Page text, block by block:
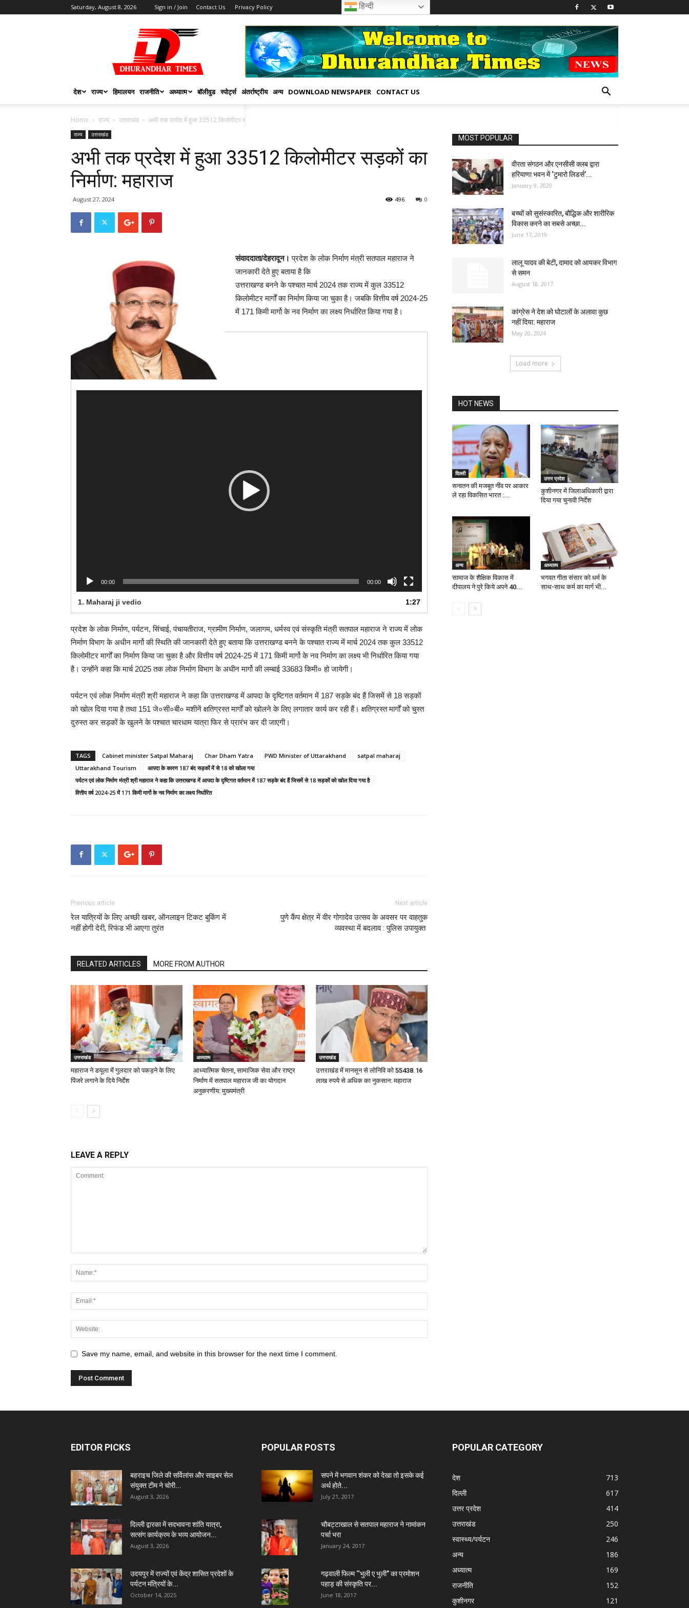
Saturday, August 8, 2026 Sign in / Join Contact Us Privacy Policy हिन्दी
DHURANDHAR
TIMES
देश राज्य हिमालयन राजनीति अध्यात्म बॉलीवुड स्पोर्ट्स अंतर्राष्ट्रीय अन्य DOWNLOAD NEWSPAPER CONTACT US
Home राज्य उत्तराखंड अभी तक प्रदेश में हुआ 33512 किलोमीटर सड़कों का निर्माण: महाराज
राज्य उत्तराखंड
अभी तक प्रदेश में हुआ 33512 किलोमीटर सड़कों का
निर्माण: महाराज
August 27, 2024 0
496
संवाददाता/देहरादून। प्रदेश के लोक निर्माण मंत्री सतपाल महाराज ने
जानकारी देते हुए बताया है कि
उत्तराखण्ड बनने के पश्चात मार्च 2024 तक राज्य में कुल 33512
किलोमीटर मार्गों का निर्माण किया जा चुका है। जबकि वित्तीय वर्ष 2024-25
में 171 किमी मार्गो के नव निर्माण का लक्ष्य निर्धारित किया गया है।
00:00 00:00
1. Maharaj ji vedio 1:27
प्रदेश के लोक निर्माण, पर्यटन, सिंचाई, पंचायतीराज, ग्रामीण निर्माण, जलागम, धर्मस्व एवं संस्कृति मंत्री सतपाल महाराज ने राज्य में लोक
निर्माण विभाग के अधीन मार्गो की स्थिति की जानकारी देते हुए बताया कि उत्तराखण्ड बनने के पश्चात राज्य में मार्च 2024 तक कुल 33512
किलोमीटर मार्गों का निर्माण किया जा चुका है और वित्तीय वर्ष 2024-25 में 171 किमी मार्गो के नव निर्माण का लक्ष्य भी निर्धारित किया गया
है। उन्होंने कहा कि मार्च 2025 तक लोक निर्माण विभाग के अधीन मार्गो की लम्बाई 33683 किमी० हो जायेगी।
पर्यटन एवं लोक निर्माण मंत्री श्री महाराज ने कहा कि उत्तराखण्ड में आपदा के दृष्टिगत वर्तमान में 187 सड़के बंद हैं जिसमें से 18 सड़कों
को खोल दिया गया है तथा 151 जे०सी०बी० मशीनें क्षतिग्रस्त मार्गों को खोलने के लिए लगातार कार्य कर रही हैं। क्षतिग्रस्त मार्गों को चुस्त
दुरुस्त कर सड़कों के खुलने के पश्चात चारधाम यात्रा फिर से प्रारंभ कर दी जाएगी।
TAGS Cabinet minister Satpal Maharaj Char Dham Yatra PWD Minister of Uttarakhand
satpal maharaj
Uttarakhand Tourism
आपदा के कारण 187 बंद सड़कों में से 18 को खोला गया
पर्यटन एवं लोक निर्माण मंत्री श्री महाराज ने कहा कि उत्तराखण्ड में आपदा के दृष्टिगत वर्तमान में 187 सड़के बंद हैं जिसमें से 18 सड़कों को खोल दिया गया है
वित्तीय वर्ष 2024-25 में 171 किमी मार्गो के नव निर्माण का लक्ष्य निर्धारित
Previous article
रेल यात्रियों के लिए अच्छी खबर, ऑनलाइन टिकट बुकिंग में
नहीं होगी देरी, रिफंड भी आएगा तुरंत
Next article
पुणे कैंप क्षेत्र में वीर गोगादेव उत्सव के अवसर पर वाहतुक
व्यवस्था में बदलाव : पुलिस उपायुक्त
RELATED ARTICLES MORE FROM AUTHOR
उत्तराखंड
महाराज ने डयूला में गुलदार को पकड़ने के लिए
पिंजरे लगाने के दिये निर्देश
अध्यात्म
आध्यात्मिक चेतना, सामाजिक सेवा और राष्ट्र
निर्माण में सतपाल महाराज जी का योगदान
अनुकरणीय: मुख्यमंत्री
उत्तराखंड
उत्तराखंड में मानसून से लोनिवि को 55438.16
लाख रुपये से अधिक का नुकसान: महाराज
LEAVE A REPLY
Save my name, email, and website in this browser for the next time I comment.
MOST POPULAR
वीरता संगठन और एनसीसी क्लब द्वारा
हरियाणा भवन में ‘टुमारो लिडर्स’...
January 9, 2020
बच्चों को सुसंस्कारित, बौद्धिक और शारीरिक
विकास करने का सबसे अच्छा...
June 17, 2019
लालू यादव की बेटी, दामाद को आयकर विभाग
से समन
August 18, 2017
कांग्रेस ने देश को घोटालों के अलावा कुछ
नहीं दिया: महाराज
May 20, 2024
Load more
HOT NEWS
दिल्ली
सनातन की मजबूत नींव पर आकार
ले रहा विकसित भारत :...
उत्तर प्रदेश
कुशीनगर में जिलाअधिकारी द्वारा
दिया गया चुनावी निर्देश
अन्य
सामाज के शैक्षिक विकास में
दीपालय ने पुरे किये अपने 40...
अध्यात्म
भगवत गीता संसार को धर्म के
साथ-साथ कर्म का मार्ग भी...
EDITOR PICKS
बहराइच जिले की सर्विलांस और साइबर सेल
संयुक्त टीम ने चोरी...
August 3, 2026
दिल्ली द्वारका में सदभावना शांति यात्रा,
सत्संग कार्यक्रम के भव्य आयोजन...
August 3, 2026
उदयपुर में राज्यों एवं केंद्र शासित प्रदेशों के
पर्यटन मंत्रियों के...
October 14, 2025
POPULAR POSTS
सपने में भगवान शंकर को देखा तो इसके कई
अर्थ होते...
July 21, 2017
चौबट्टाखाल से सतपाल महाराज ने नामांकन
पर्चा भरा
January 24, 2017
गढ़वाली फिल्म ‘‘भुली ए भुली’’ का प्रमोशन
पहाड़ की संस्कृति पर...
June 18, 2017
POPULAR CATEGORY
देश
713
दिल्ली
617
उत्तर प्रदेश
414
उत्तराखंड
250
स्वास्थ्य/पर्यटन
246
अन्य
186
अध्यात्म
169
राजनीति
152
कुशीनगर
121